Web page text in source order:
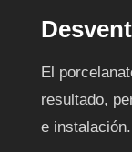
El
resultado,
e instalación.